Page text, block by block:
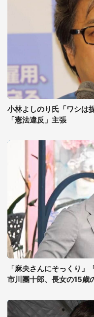
小林よしのり氏「ワシは
「憲法違反」主張
「麻央さんにそっくり
市川團十郎、長女の15歳